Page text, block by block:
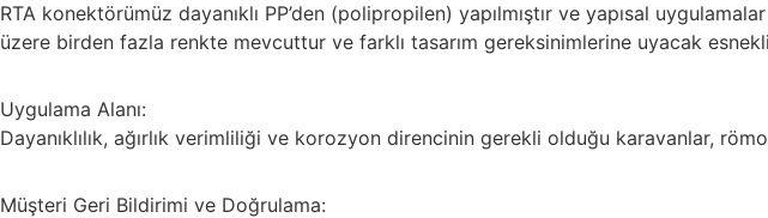
RTA konektörümüz dayanıklı PP’den (polipropilen) yapılmıştır ve yapısal
üzere birden fazla renkte mevcuttur ve farklı tasarım gereksinimlerine uyacak
Uygulama Alanı:
Dayanıklılık, ağırlık verimliliği ve korozyon direncinin gerekli olduğu karavanlar,
Müşteri Geri Bildirimi ve Doğrulama: